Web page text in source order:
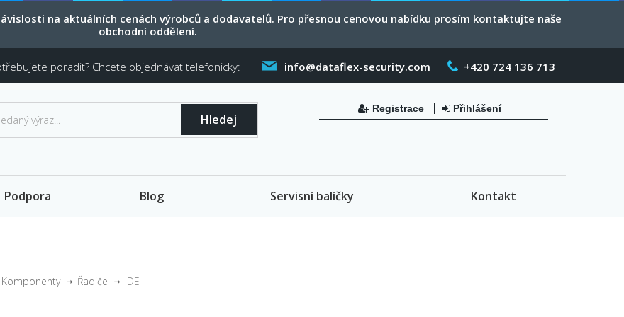
na aktuálních cenách výrobců a dodavatelů. Pro přesnou cenovou nabídku prosím kontaktujte naše
obchodní oddělení.
poradit? Chcete objednávat telefonicky: +420 724 136 713
info@dataflex-security.com
Hledej
Registrace Přihlášení
Podpora Blog Servisní balíčky Kontakt
Komponenty Řadiče IDE